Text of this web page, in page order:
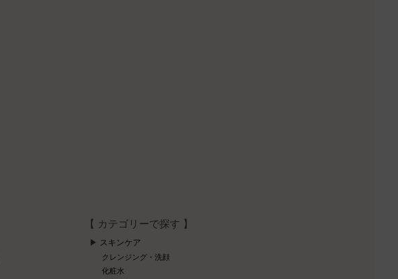
【 カテゴリーで探す 】
スキンケア
クレンジング・洗顔
化粧水